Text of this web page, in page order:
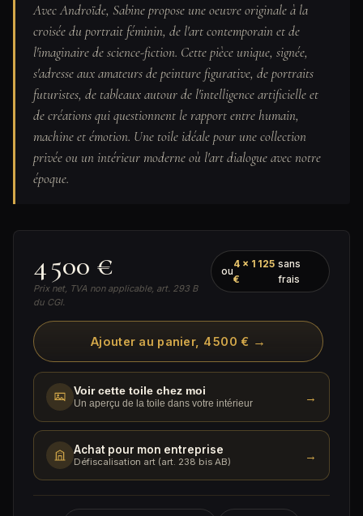
Avec Androïde, Sabine propose une oeuvre originale à la
croisée du portrait féminin, de l'art contemporain et de
l'imaginaire de science-fiction. Cette pièce unique, signée,
s'adresse aux amateurs de peinture figurative, de portraits
futuristes, de tableaux autour de l'intelligence artificielle et
de créations qui questionnent le rapport entre humain,
machine et émotion. Une toile idéale pour une collection
privée ou un intérieur moderne où l'art dialogue avec notre
époque.
4 500 €
Prix net, TVA non applicable, art. 293 B
du CGI.
ou
4 × 1 125
€
sans
frais
Ajouter au panier, 4 500 € →
Voir cette toile chez moi
Un aperçu de la toile dans votre intérieur →
Achat pour mon entreprise
Défiscalisation art (art. 238 bis AB) →